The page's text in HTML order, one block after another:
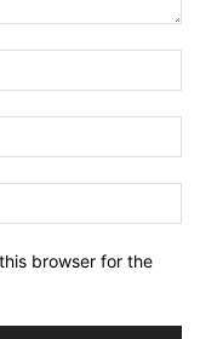
browser for the